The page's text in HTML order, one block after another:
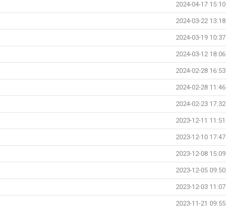
2024-04-17 15:10
2024-03-22 13:18
2024-03-19 10:37
2024-03-12 18:06
2024-02-28 16:53
2024-02-28 11:46
2024-02-23 17:32
2023-12-11 11:51
2023-12-10 17:47
2023-12-08 15:09
2023-12-05 09:50
2023-12-03 11:07
2023-11-21 09:55